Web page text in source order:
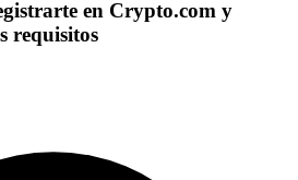
en Crypto.com y
requisitos